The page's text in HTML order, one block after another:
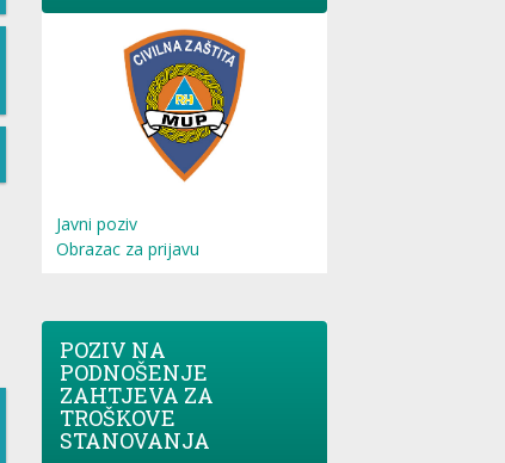
Javni poziv
Obrazac za prijavu
POZIV NA
PODNOŠENJE
ZAHTJEVA ZA
TROŠKOVE
STANOVANJA